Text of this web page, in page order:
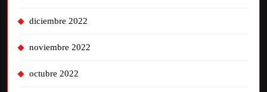
diciembre 2022
noviembre 2022
octubre 2022